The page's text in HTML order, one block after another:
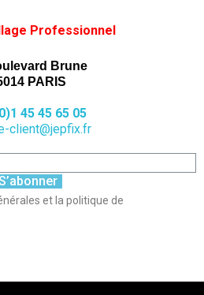
Professionnel
Brune
PARIS
45 45 65 05
client@jepfix.fr
et la politique de